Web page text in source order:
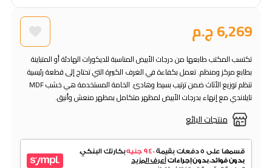
6,269 ج.م
منتجات البائع
تكتسب المكتب طابعها من درجات الأبيض المناسبة للديكورات الهادئة أو المتباينة
بطابع مركز ومنظم. تعمل بكفاءة في الغرف الكبيرة التي تحتاج إلى قطعة رئيسية
تنظم توزيع الأثاث ضمن ترتيب بسيط وهادئ. الخامة المستخدمة هي خشب MDF
تايلاندي مع إنهاء بدرجات الأبيض لمظهر متكامل بمظهر منعش وأنيق.